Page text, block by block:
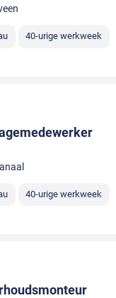
40-urige werkweek
40-urige werkweek